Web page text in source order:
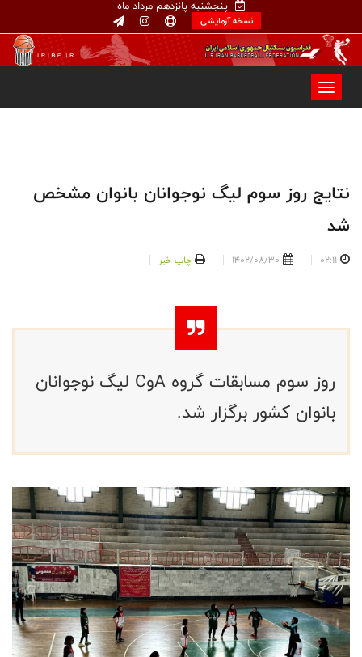
پنجشنبه پانزدهم مرداد ماه
نسخه آزمایشی
نتایج روز سوم لیگ نوجوانان بانوان مشخص
شد
02:11
1402/08/30 چاپ خبر
روز سوم مسابقات گروه AوC لیگ نوجوانان
بانوان کشور برگزار شد.